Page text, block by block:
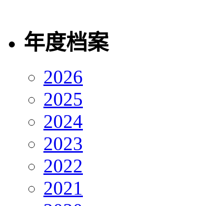
年度档案
2026
2025
2024
2023
2022
2021